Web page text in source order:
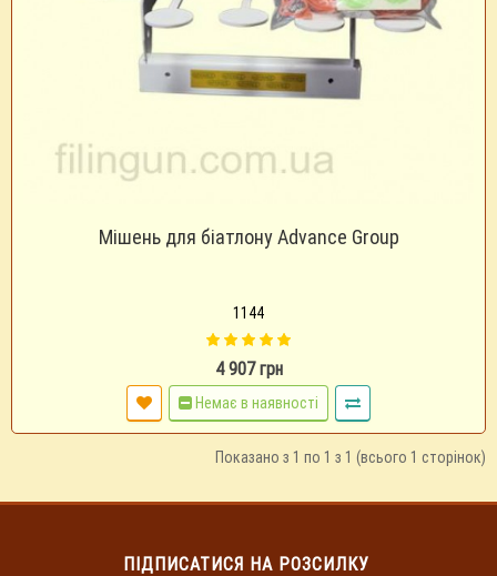
Мішень для біатлону Advance Group
1144
4 907 грн
Немає в наявності
Показано з 1 по 1 з 1 (всього 1 сторінок)
ПІДПИСАТИСЯ НА РОЗСИЛКУ